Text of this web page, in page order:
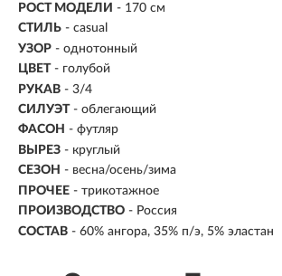
РОСТ МОДЕЛИ - 170 см
СТИЛЬ - casual
УЗОР - однотонный
ЦВЕТ - голубой
РУКАВ - 3/4
СИЛУЭТ - облегающий
ФАСОН - футляр
ВЫРЕЗ - круглый
СЕЗОН - весна/осень/зима
ПРОЧЕЕ - трикотажное
ПРОИЗВОДСТВО - Россия
СОСТАВ - 60% ангора, 35% п/э, 5% эластан